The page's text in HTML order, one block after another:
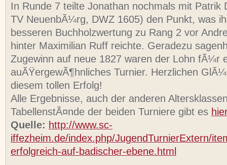
In Runde 7 teilte Jonathan nochmals mit Patrik
TV NeuenbÃ¼rg, DWZ 1605) den Punkt, was
besseren Buchholzwertung zu Rang 2 vor
hinter Maximilian Ruff reichte. Geradezu
Zugewinn auf neue 1827 waren der Lohn fÃ¼r
auÃŸergewÃ¶hnliches Turnier. Herzlichen
diesem tollen Erfolg!
Alle Ergebnisse, auch der anderen
TabellenstÃ¤nde der beiden Turniere gibt es hier
Quelle: http://www.sc-
iffezheim.de/index.php/JugendTurnierExtern/
erfolgreich-auf-badischer-ebene.html